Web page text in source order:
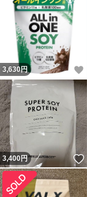
3,630円
3,400円